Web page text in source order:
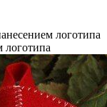
логотипа
логотипа